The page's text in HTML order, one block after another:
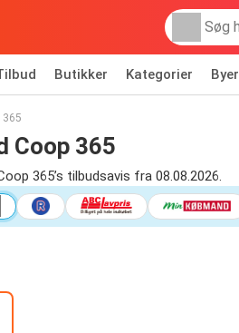
Butikker Kategorier Byer
365
Coop 365
365’s tilbudsavis fra 08.08.2026.